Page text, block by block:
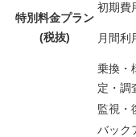
特別料金プラン
(税抜)
初期費
月間利
乗換・
定・調
監視・
バック